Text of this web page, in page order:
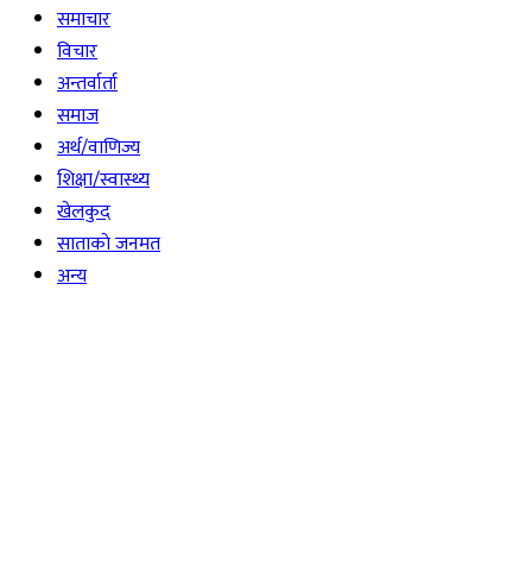
समाचार
विचार
अन्तर्वार्ता
समाज
अर्थ/वाणिज्य
शिक्षा/स्वास्थ्य
खेलकुद
साताकाे जनमत
अन्य